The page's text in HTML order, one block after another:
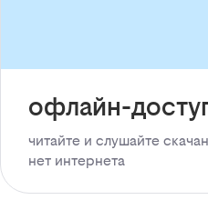
офлайн-
читайте и слушайте
нет интернета